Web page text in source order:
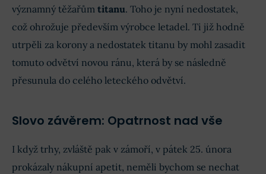
významný těžařům titanu. Toho je nyní nedostatek,
což ohrožuje především výrobce letadel. Ti již hodně
utrpěli za korony a nedostatek titanu by mohl zasadit
tomuto odvětví novou ránu, která by se následně
přesunula do celého leteckého odvětví.
Slovo závěrem: Opatrnost nad vše
I když trhy, zvláště pak v zámoří, v pátek 25. února
prokázaly nákupní apetit, neměli bychom se nechat